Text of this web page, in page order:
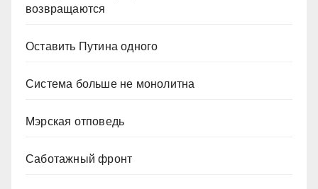
возвращаются
Оставить Путина одного
Система больше не монолитна
Мэрская отповедь
Саботажный фронт